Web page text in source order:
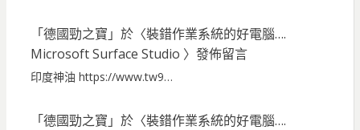
「德國勁之寶 」於〈裝錯作業系統的好電腦….
Microsoft Surface Studio 〉發佈留言
印度神油 https://www.tw9…
「德國勁之寶 」於〈裝錯作業系統的好電腦….